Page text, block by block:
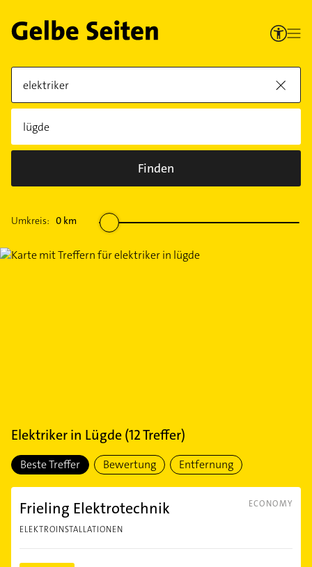
Finden
Umkreis: 0 km
Elektrikerin Lügde(12Treffer)
Beste Treffer Bewertung Entfernung
ECONOMY
Frieling Elektrotechnik
ELEKTROINSTALLATIONEN